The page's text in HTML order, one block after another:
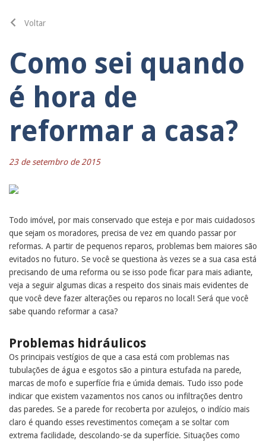
Voltar
Como sei quando
é hora de
reformar a casa?
23 de setembro de 2015
Todo imóvel, por mais conservado que esteja e por mais cuidadosos
que sejam os moradores, precisa de vez em quando passar por
reformas. A partir de pequenos reparos, problemas bem maiores são
evitados no futuro. Se você se questiona às vezes se a sua casa está
precisando de uma reforma ou se isso pode ficar para mais adiante,
veja a seguir algumas dicas a respeito dos sinais mais evidentes de
que você deve fazer alterações ou reparos no local! Será que você
sabe quando reformar a casa?
Problemas hidráulicos
Os principais vestígios de que a casa está com problemas nas
tubulações de água e esgotos são a pintura estufada na parede,
marcas de mofo e superfície fria e úmida demais. Tudo isso pode
indicar que existem vazamentos nos canos ou infiltrações dentro
das paredes. Se a parede for recoberta por azulejos, o indício mais
claro é quando esses revestimentos começam a se soltar com
extrema facilidade, descolando-se da superfície. Situações como